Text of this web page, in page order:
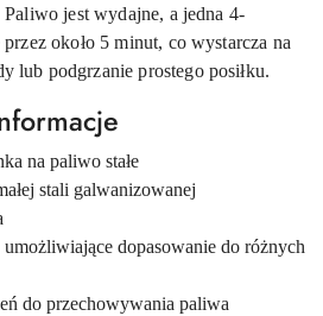
jest wydajne, a jedna 4-
około 5 minut, co wystarcza na
lub podgrzanie prostego posiłku.
na paliwo stałe
stali galwanizowanej
dopasowanie do różnych
do przechowywania paliwa